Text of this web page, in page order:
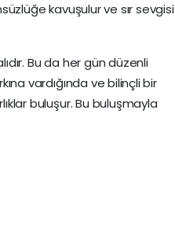
kavuşulur ve sır sevgisi
Bu da her gün düzenli
vardığında ve bilinçli bir
buluşur. Bu buluşmayla